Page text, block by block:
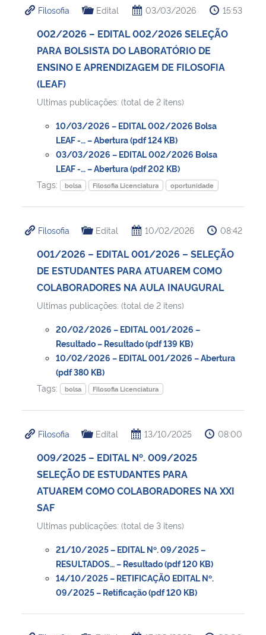
Ministério da Cidadania
Ministério de Minas e Energia
Ministério da Ciência, Tecnologia, Inovações e Comunicações
Ministério do Meio Ambiente
Ministério do Turismo
Controladoria-Geral da União
Secretaria-Geral
Secretaria de Governo
Gabinete de Segurança Institucional
Advocacia-Geral da União
Filosofia Edital 03/03/2026 15:53
002/2026 – EDITAL 002/2026 SELEÇÃO
PARA BOLSISTA DO LABORATÓRIO DE
ENSINO E APRENDIZAGEM DE FILOSOFIA
(LEAF)
Ultimas publicações: (total de 2 itens)
10/03/2026 – EDITAL 002/2026 Bolsa
LEAF -… – Abertura (pdf 124 KB)
03/03/2026 – EDITAL 002/2026 Bolsa
LEAF -… – Abertura (pdf 202 KB)
Tags:
bolsa Filosofia Licenciatura oportunidade
Filosofia Edital 10/02/2026 08:42
001/2026 – EDITAL 001/2026 – SELEÇÃO
DE ESTUDANTES PARA ATUAREM COMO
COLABORADORES NA AULA INAUGURAL
Ultimas publicações: (total de 2 itens)
20/02/2026 – EDITAL 001/2026 –
Resultado – Resultado (pdf 139 KB)
10/02/2026 – EDITAL 001/2026 – Abertura
(pdf 380 KB)
Tags:
bolsa Filosofia Licenciatura
Filosofia Edital 13/10/2025 08:00
009/2025 – EDITAL Nº. 009/2025
SELEÇÃO DE ESTUDANTES PARA
ATUAREM COMO COLABORADORES NA XXI
SAF
Ultimas publicações: (total de 3 itens)
21/10/2025 – EDITAL Nº. 09/2025 –
RESULTADOS… – Resultado (pdf 120 KB)
14/10/2025 – RETIFICAÇÃO EDITAL Nº.
09/2025 – Retificação (pdf 120 KB)